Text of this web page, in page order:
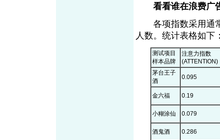
看看谁在浪费广
各项指数采用通常
人数。统计表格如下
测试项目
样本品牌
注意力指数
(ATTENTION)
茅台王子
酒
0.095
金六福 0.19
小糊涂仙 0.079
酒鬼酒 0.286